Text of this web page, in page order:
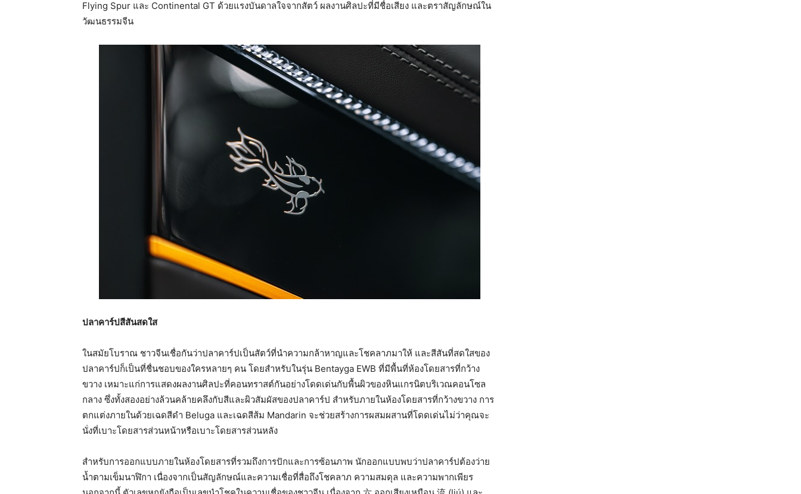
Flying Spur และ Continental GT ด้วยแรงบันดาลใจจากสัตว์ ผลงานศิลปะที่มีชื่อเสียง และตราสัญลักษณ์ใน
วัฒนธรรมจีน
ปลาคาร์ปสีสันสดใส
ในสมัยโบราณ ชาวจีนเชื่อกันว่าปลาคาร์ปเป็นสัตว์ที่นำความกล้าหาญและโชคลาภมาให้ และสีสันที่สดใสของ
ปลาคาร์ปก็เป็นที่ชื่นชอบของใครหลายๆ คน โดยสำหรับในรุ่น Bentayga EWB ที่มีพื้นที่ห้องโดยสารที่กว้าง
ขวาง เหมาะแก่การแสดงผลงานศิลปะที่คอนทราสต์กันอย่างโดดเด่นกับพื้นผิวของหินแกรนิตบริเวณคอนโซล
กลาง ซึ่งทั้งสองอย่างล้วนคล้ายคลึงกับสีและผิวสัมผัสของปลาคาร์ป สำหรับภายในห้องโดยสารที่กว้างขวาง การ
ตกแต่งภายในด้วยเฉดสีดำ Beluga และเฉดสีส้ม Mandarin จะช่วยสร้างการผสมผสานที่โดดเด่นไม่ว่าคุณจะ
นั่งที่เบาะโดยสารส่วนหน้าหรือเบาะโดยสารส่วนหลัง
สำหรับการออกแบบภายในห้องโดยสารที่รวมถึงการปักและการซ้อนภาพ นักออกแบบพบว่าปลาคาร์ปต้องว่าย
น้ำตามเข็มนาฬิกา เนื่องจากเป็นสัญลักษณ์และความเชื่อที่สื่อถึงโชคลาภ ความสมดุล และความพากเพียร